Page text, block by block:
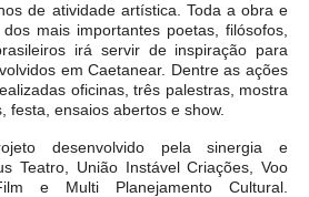
de atividade artística. Toda a obra e
mais importantes poetas, filósofos,
irá servir de inspiração para
em Caetanear. Dentre as ações
oficinas, três palestras, mostra
festa, ensaios abertos e show.
desenvolvido pela sinergia e
Teatro, União Instável Criações, Voo
e Multi Planejamento Cultural.